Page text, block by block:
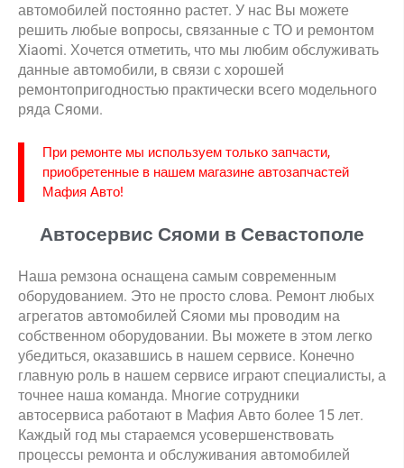
автомобилей постоянно растет. У нас Вы можете
решить любые вопросы, связанные с ТО и ремонтом
Xiaomi. Хочется отметить, что мы любим обслуживать
данные автомобили, в связи с хорошей
ремонтопригодностью практически всего модельного
ряда Сяоми.
При ремонте мы используем только запчасти,
приобретенные в нашем магазине автозапчастей
Мафия Авто!
Автосервис Сяоми в Севастополе
Наша ремзона оснащена самым современным
оборудованием. Это не просто слова. Ремонт любых
агрегатов автомобилей Сяоми мы проводим на
собственном оборудовании. Вы можете в этом легко
убедиться, оказавшись в нашем сервисе. Конечно
главную роль в нашем сервисе играют специалисты, а
точнее наша команда. Многие сотрудники
автосервиса работают в Мафия Авто более 15 лет.
Каждый год мы стараемся усовершенствовать
процессы ремонта и обслуживания автомобилей